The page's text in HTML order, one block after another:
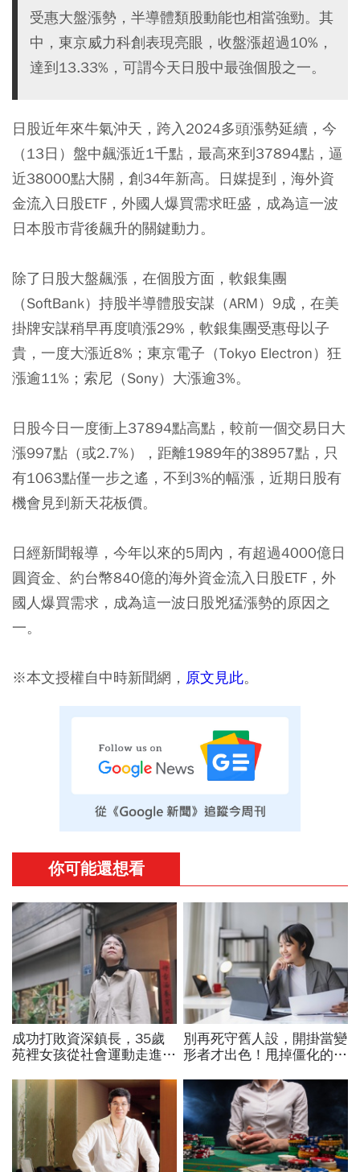
受惠大盤漲勢，半導體類股動能也相當強勁。其
中，東京威力科創表現亮眼，收盤漲超過10%，
達到13.33%，可謂今天日股中最強個股之一。
日股近年來牛氣沖天，跨入2024多頭漲勢延續，今
（13日）盤中飆漲近1千點，最高來到37894點，逼
近38000點大關，創34年新高。日媒提到，海外資
金流入日股ETF，外國人爆買需求旺盛，成為這一波
日本股市背後飆升的關鍵動力。
除了日股大盤飆漲，在個股方面，軟銀集團
（SoftBank）持股半導體股安謀（ARM）9成，在美
掛牌安謀稍早再度噴漲29%，軟銀集團受惠母以子
貴，一度大漲近8%；東京電子（Tokyo Electron）狂
漲逾11%；索尼（Sony）大漲逾3%。
日股今日一度衝上37894點高點，較前一個交易日大
漲997點（或2.7%），距離1989年的38957點，只
有1063點僅一步之遙，不到3%的幅漲，近期日股有
機會見到新天花板價。
日經新聞報導，今年以來的5周內，有超過4000億日
圓資金、約台幣840億的海外資金流入日股ETF，外
國人爆買需求，成為這一波日股兇猛漲勢的原因之
一。
※本文授權自中時新聞網， 原文見此。